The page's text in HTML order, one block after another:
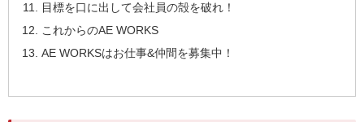
目標を口に出して会社員の殻を破れ！
これからのAE WORKS
AE WORKSはお仕事&仲間を募集中！